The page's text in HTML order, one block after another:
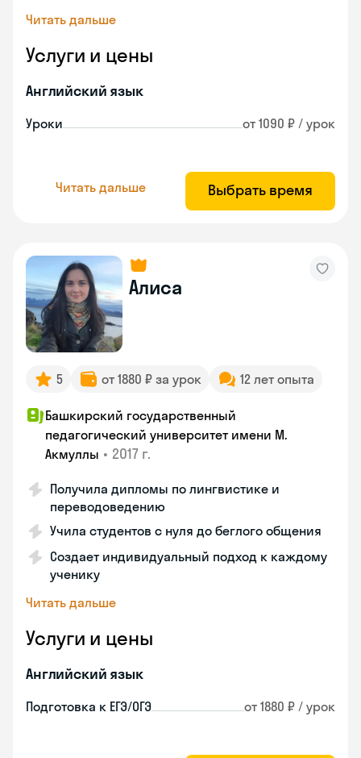
Читать дальше
Услуги и цены
Английский язык
Уроки от 1090 ₽ / урок
Читать дальше Выбрать время
Алиса
5 от 1880 ₽ за урок 12 лет опыта
Башкирский государственный
педагогический университет имени М.
Акмуллы • 2017 г.
Получила дипломы по лингвистике и
переводоведению
Учила студентов с нуля до беглого общения
Создает индивидуальный подход к каждому
ученику
Читать дальше
Услуги и цены
Английский язык
Подготовка к ЕГЭ/ОГЭ от 1880 ₽ / урок